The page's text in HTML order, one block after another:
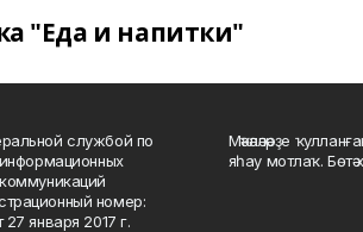
"Еда и напитки"
службой по
номер:
января 2017 г.
Мәҡәләләрҙе
яһау мотлаҡ. Бөтә